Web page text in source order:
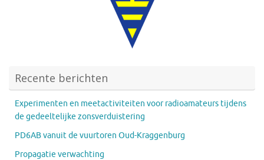
Recente berichten
Experimenten en meetactiviteiten voor radioamateurs tijdens
de gedeeltelijke zonsverduistering
PD6AB vanuit de vuurtoren Oud-Kraggenburg
Propagatie verwachting